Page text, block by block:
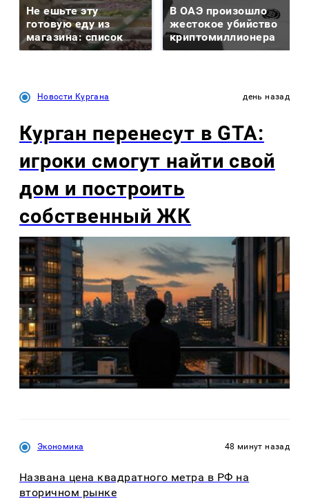
Не ешьте эту
готовую еду из
магазина: список
В ОАЭ произошло
жестокое убийство
криптомиллионера
Новости Кургана день назад
Курган перенесут в GTA:
игроки смогут найти свой
дом и построить
собственный ЖК
Экономика 48 минут назад
Названа цена квадратного метра в РФ на
вторичном рынке